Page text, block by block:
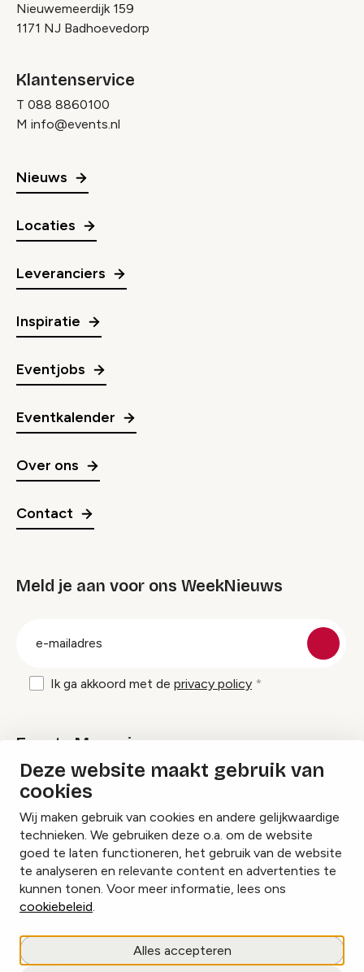
Deze website maakt gebruik van
cookies
Wij maken gebruik van cookies en andere gelijkwaardige
technieken. We gebruiken deze o.a. om de website
goed te laten functioneren, het gebruik van de website
te analyseren en relevante content en advertenties te
kunnen tonen. Voor meer informatie, lees ons
cookiebeleid.
Alles accepteren
Nieuwemeerdijk 159
1171 NJ Badhoevedorp
Klantenservice
T 088 8860100
M info@events.nl
Nieuws
Locaties
Leveranciers
Inspiratie
Eventjobs
Eventkalender
Over ons
Contact
Meld je aan voor ons WeekNieuws
Ik ga akkoord met de privacy policy
Events Magazine
Ik ontvang graag Events Magazine
InstagramFacebookLinkedIn
Cookies beheren
Privacy policy